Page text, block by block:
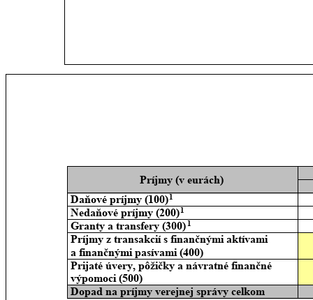
Príjmy (v eurách)
Daňové príjmy (100)1
Nedaňové príjmy (200)1
Granty a transfery (300) 1
Príjmy z transakcií s finančnými aktívami
a finančnými pasívami (400)
Prijaté úvery, pôžičky a návratné finančné
výpomoci (500)
Dopad na príjmy verejnej správy celkom